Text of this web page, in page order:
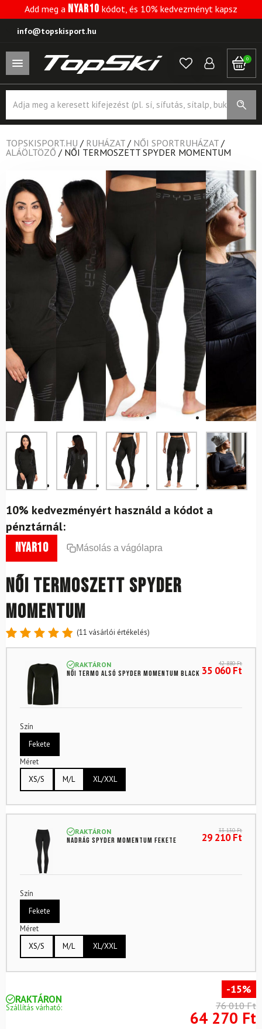
Add meg a NYAR10 kódot, és 10% kedvezményt kapsz
info@topskisport.hu
0
search
TOPSKISPORT.HU / RUHÁZAT / NŐI SPORTRUHÁZAT /
ALÁÖLTÖZŐ / NŐI TERMOSZETT SPYDER MOMENTUM
10% kedvezményért használd a kódot a
pénztárnál:
nyar10 Másolás a vágólapra
Női termoszett SPYDER
Momentum
Értékelés
5-ből,
11
értékelés
alapján
(11 vásárlói értékelés)
RAKTÁRON
Női termo alsó SPYDER Momentum Black
42 880Ft
35 060Ft
Szín
Fekete
Méret
XS/S
M/L XL/XXL
RAKTÁRON
Nadrág SPYDER Momentum Fekete
33 130Ft
29 210Ft
Szín
Fekete
Méret
XS/S
M/L XL/XXL
RAKTÁRON
Szállítás várható:
-15%
76 010 Ft
64 270 Ft